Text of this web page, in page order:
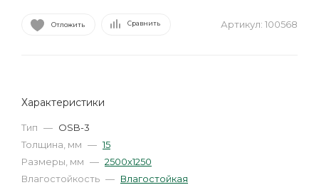
Отложить Сравнить Артикул: 100568
Характеристики
Тип — OSB-3
Толщина, мм — 15
Размеры, мм — 2500х1250
Влагостойкость — Влагостойкая